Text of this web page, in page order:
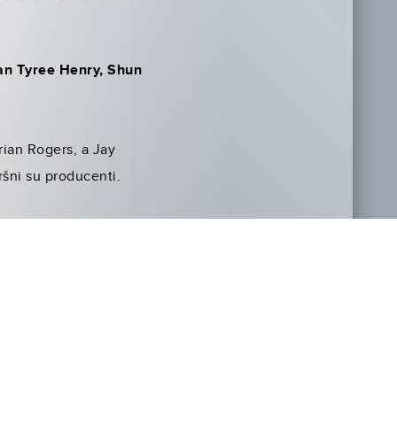
Tyree Henry, Shun
Rogers, a Jay
su producenti.